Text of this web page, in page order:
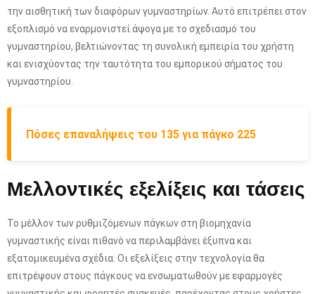
την αισθητική των διαφόρων γυμναστηρίων. Αυτό επιτρέπει στον
εξοπλισμό να εναρμονιστεί άψογα με το σχεδιασμό του
γυμναστηρίου, βελτιώνοντας τη συνολική εμπειρία του χρήστη
και ενισχύοντας την ταυτότητα του εμπορικού σήματος του
γυμναστηρίου.
Πόσες επαναλήψεις του 135 για πάγκο 225
Μελλοντικές εξελίξεις και τάσεις
Το μέλλον των ρυθμιζόμενων πάγκων στη βιομηχανία
γυμναστικής είναι πιθανό να περιλαμβάνει έξυπνα και
εξατομικευμένα σχέδια. Οι εξελίξεις στην τεχνολογία θα
επιτρέψουν στους πάγκους να ενσωματωθούν με εφαρμογές